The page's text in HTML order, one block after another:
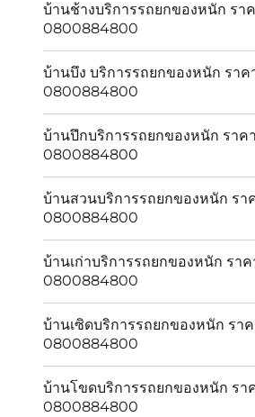
บ้านช้างบริการรถยกของหนัก รา
0800884800
บ้านบึง บริการรถยกของหนัก รา
0800884800
บ้านปึกบริการรถยกของหนัก ราค
0800884800
บ้านสวนบริการรถยกของหนัก รา
0800884800
บ้านเก่าบริการรถยกของหนัก รา
0800884800
บ้านเซิดบริการรถยกของหนัก รา
0800884800
บ้านโขดบริการรถยกของหนัก รา
0800884800